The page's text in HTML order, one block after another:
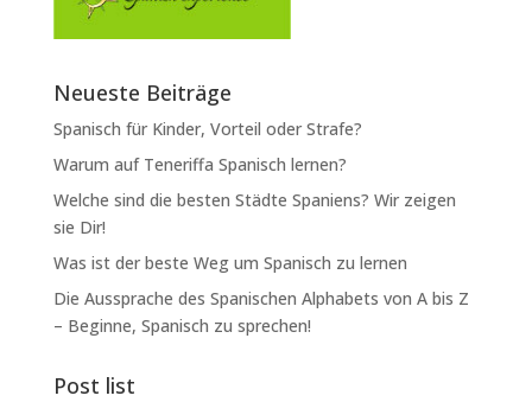
Neueste Beiträge
Spanisch für Kinder, Vorteil oder Strafe?
Warum auf Teneriffa Spanisch lernen?
Welche sind die besten Städte Spaniens? Wir zeigen
sie Dir!
Was ist der beste Weg um Spanisch zu lernen
Die Aussprache des Spanischen Alphabets von A bis Z
– Beginne, Spanisch zu sprechen!
Post list